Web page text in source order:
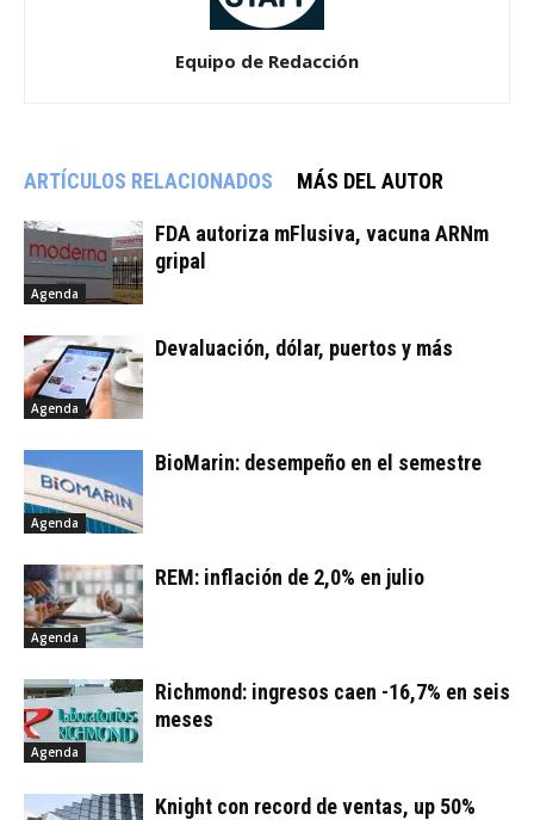
Equipo de Redacción
ARTÍCULOS RELACIONADOS MÁS DEL AUTOR
Agenda
FDA autoriza mFlusiva, vacuna ARNm
gripal
Agenda
Devaluación, dólar, puertos y más
Agenda
BioMarin: desempeño en el semestre
Agenda
REM: inflación de 2,0% en julio
Agenda
Richmond: ingresos caen -16,7% en seis
meses
Knight con record de ventas, up 50%